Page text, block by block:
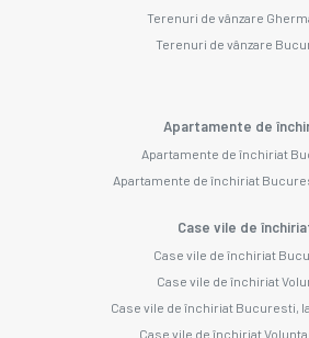
Terenuri de vânzare
Terenuri de vânzare
Apartamente de
Apartamente de închiriat
Apartamente de închiriat
Case vile de
Case vile de închiriat
Case vile de închiriat
Case vile de închiriat Bucuresti,
Case vile de închiriat